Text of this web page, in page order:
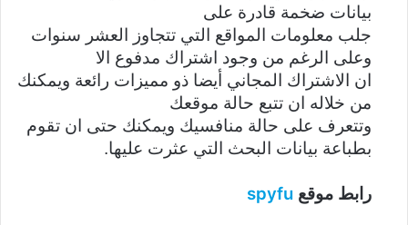
بيانات ضخمة قادرة على
جلب معلومات المواقع التي تتجاوز العشر سنوات
وعلى الرغم من وجود اشتراك مدفوع الا
ان الاشتراك المجاني أيضا ذو مميزات رائعة ويمكنك
من خلاله ان تتبع حالة موقعك
وتتعرف على حالة منافسيك ويمكنك حتى ان تقوم
بطباعة بيانات البحث التي عثرت عليها.
رابط موقع spyfu